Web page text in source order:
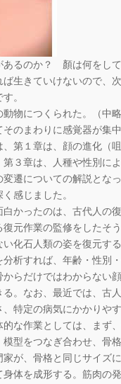
るのか？ 顏は何をし
生きていけないので、
。
動物につくられた。（中
そのまわりに感覚器が集
第１章は、顔の進化（
３章は、人種や性別に
遷についての解説とな
感じました。
かったのは、古代人の
元作業の監修をしたそ
い化石人類の姿を復元
分析すれば、年齢・性別
らだけではわからない
。なお、最近では、古
特定の病気にかかりや
的な作業としては、ま
型をつなぎ合わせ、骨
が、骨格と同じサイズ
身体を成形する。筋肉の